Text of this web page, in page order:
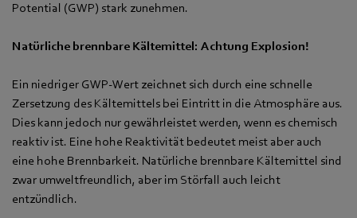
Potential (GWP) stark zunehmen.
Natürliche brennbare Kältemittel: Achtung Explosion!
Ein niedriger GWP-Wert zeichnet sich durch eine schnelle
Zersetzung des Kältemittels bei Eintritt in die Atmosphäre aus.
Dies kann jedoch nur gewährleistet werden, wenn es chemisch
reaktiv ist. Eine hohe Reaktivität bedeutet meist aber auch
eine hohe Brennbarkeit. Natürliche brennbare Kältemittel sind
zwar umweltfreundlich, aber im Störfall auch leicht
entzündlich.